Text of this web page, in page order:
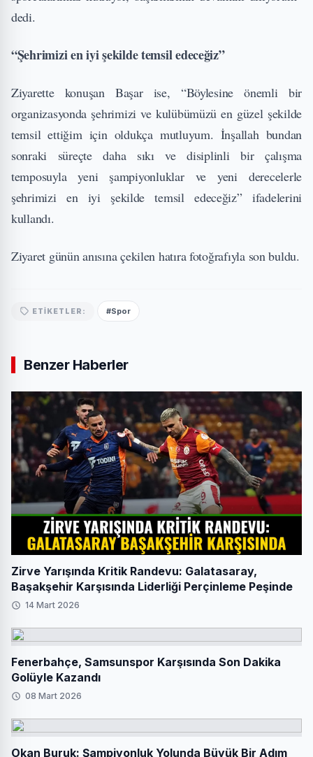
dedi.
“Şehrimizi en iyi şekilde temsil edeceğiz”
Ziyarette konuşan Başar ise, “Böylesine önemli bir
organizasyonda şehrimizi ve kulübümüzü en güzel şekilde
temsil ettiğim için oldukça mutluyum. İnşallah bundan
sonraki süreçte daha sıkı ve disiplinli bir çalışma
temposuyla yeni şampiyonluklar ve yeni derecelerle
şehrimizi en iyi şekilde temsil edeceğiz” ifadelerini
kullandı.
Ziyaret günün anısına çekilen hatıra fotoğrafıyla son buldu.
ETIKETLER: #Spor
Benzer Haberler
Zirve Yarışında Kritik Randevu: Galatasaray,
Başakşehir Karşısında Liderliği Perçinleme Peşinde
14 Mart 2026
Fenerbahçe, Samsunspor Karşısında Son Dakika
Golüyle Kazandı
08 Mart 2026
Okan Buruk: Şampiyonluk Yolunda Büyük Bir Adım